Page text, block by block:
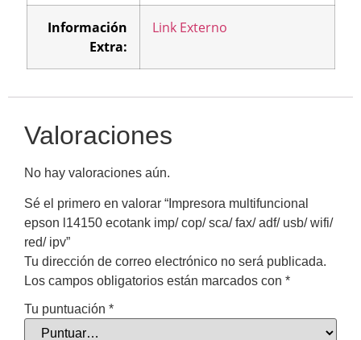
Información
Extra:
Link Externo
Valoraciones
No hay valoraciones aún.
Sé el primero en valorar “Impresora multifuncional
epson l14150 ecotank imp/ cop/ sca/ fax/ adf/ usb/ wifi/
red/ ipv”
Tu dirección de correo electrónico no será publicada.
Los campos obligatorios están marcados con *
Tu puntuación *